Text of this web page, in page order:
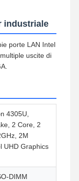
industriale
porte LAN Intel
uscite di
4305U,
2 Core, 2
2M
UHD Graphics
DIMM